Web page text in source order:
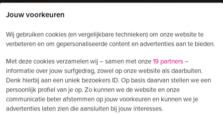
Jouw voorkeuren
Wij gebruiken cookies (en vergelijkbare technieken) om onze website te
verbeteren en om gepersonaliseerde content en advertenties aan te bieden.
Met deze cookies verzamelen wij – samen met onze19 partners–
informatie over jouw surfgedrag, zowel op onze website als daarbuiten.
Denk hierbij aan een uniek bezoekers ID. Op basis daarvan stellen we een
persoonlijk profiel van je op. Zo kunnen we de website en onze
communicatie beter afstemmen op jouw voorkeuren en kunnen we je
advertenties laten zien die aansluiten bij jouw interesses.